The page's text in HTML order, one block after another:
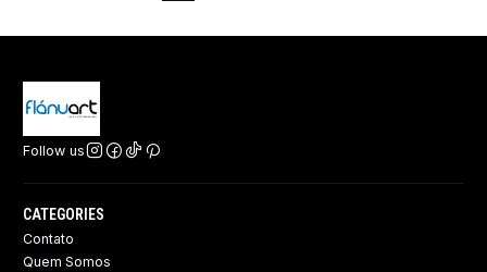
Follow us
CATEGORIES
Contato
Quem Somos